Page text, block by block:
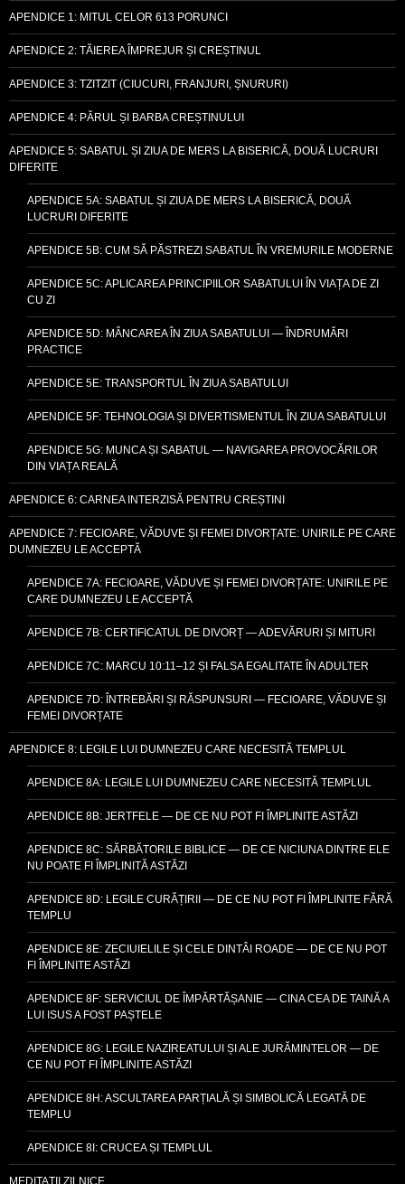
APENDICE 1: MITUL CELOR 613 PORUNCI
APENDICE 2: TĂIEREA ÎMPREJUR ȘI CREȘTINUL
APENDICE 3: TZITZIT (CIUCURI, FRANJURI, ȘNURURI)
APENDICE 4: PĂRUL ȘI BARBA CREȘTINULUI
APENDICE 5: SABATUL ȘI ZIUA DE MERS LA BISERICĂ, DOUĂ LUCRURI
DIFERITE
APENDICE 5A: SABATUL ȘI ZIUA DE MERS LA BISERICĂ, DOUĂ
LUCRURI DIFERITE
APENDICE 5B: CUM SĂ PĂSTREZI SABATUL ÎN VREMURILE MODERNE
APENDICE 5C: APLICAREA PRINCIPIILOR SABATULUI ÎN VIAȚA DE ZI
CU ZI
APENDICE 5D: MÂNCAREA ÎN ZIUA SABATULUI — ÎNDRUMĂRI
PRACTICE
APENDICE 5E: TRANSPORTUL ÎN ZIUA SABATULUI
APENDICE 5F: TEHNOLOGIA ȘI DIVERTISMENTUL ÎN ZIUA SABATULUI
APENDICE 5G: MUNCA ȘI SABATUL — NAVIGAREA PROVOCĂRILOR
DIN VIAȚA REALĂ
APENDICE 6: CARNEA INTERZISĂ PENTRU CREȘTINI
APENDICE 7: FECIOARE, VĂDUVE ȘI FEMEI DIVORȚATE: UNIRILE PE CARE
DUMNEZEU LE ACCEPTĂ
APENDICE 7A: FECIOARE, VĂDUVE ȘI FEMEI DIVORȚATE: UNIRILE PE
CARE DUMNEZEU LE ACCEPTĂ
APENDICE 7B: CERTIFICATUL DE DIVORȚ — ADEVĂRURI ȘI MITURI
APENDICE 7C: MARCU 10:11–12 ȘI FALSA EGALITATE ÎN ADULTER
APENDICE 7D: ÎNTREBĂRI ȘI RĂSPUNSURI — FECIOARE, VĂDUVE ȘI
FEMEI DIVORȚATE
APENDICE 8: LEGILE LUI DUMNEZEU CARE NECESITĂ TEMPLUL
APENDICE 8A: LEGILE LUI DUMNEZEU CARE NECESITĂ TEMPLUL
APENDICE 8B: JERTFELE — DE CE NU POT FI ÎMPLINITE ASTĂZI
APENDICE 8C: SĂRBĂTORILE BIBLICE — DE CE NICIUNA DINTRE ELE
NU POATE FI ÎMPLINITĂ ASTĂZI
APENDICE 8D: LEGILE CURĂȚIRII — DE CE NU POT FI ÎMPLINITE FĂRĂ
TEMPLU
APENDICE 8E: ZECIUIELILE ȘI CELE DINTÂI ROADE — DE CE NU POT
FI ÎMPLINITE ASTĂZI
APENDICE 8F: SERVICIUL DE ÎMPĂRTĂȘANIE — CINA CEA DE TAINĂ A
LUI ISUS A FOST PAȘTELE
APENDICE 8G: LEGILE NAZIREATULUI ȘI ALE JURĂMINTELOR — DE
CE NU POT FI ÎMPLINITE ASTĂZI
APENDICE 8H: ASCULTAREA PARȚIALĂ ȘI SIMBOLICĂ LEGATĂ DE
TEMPLU
APENDICE 8I: CRUCEA ȘI TEMPLUL
MEDITAȚII ZILNICE